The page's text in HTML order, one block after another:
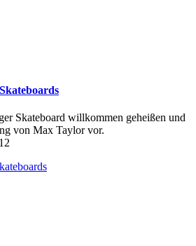
Skateboard willkommen geheißen und
von Max Taylor vor.